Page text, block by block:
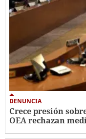
DENUNCIA
Crece presión
OEA rechazan